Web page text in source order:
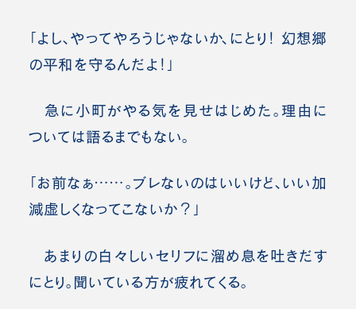
「よし、やってやろうじゃないか、にとり！ 幻想郷
の平和を守るんだよ！」
急に小町がやる気を見せはじめた。理由に
ついては語るまでもない。
「お前なぁ……。ブレないのはいいけど、いい加
減虚しくなってこないか？」
あまりの白々しいセリフに溜め息を吐きだす
にとり。聞いている方が疲れてくる。